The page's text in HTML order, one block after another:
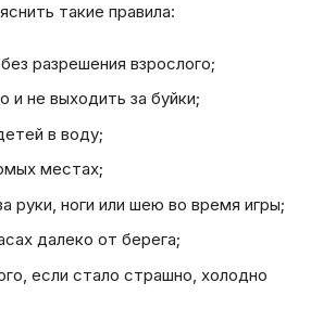
такие правила:
разрешения взрослого;
и не выходить за буйки;
в воду;
местах;
руки, ноги или шею во время игры;
далеко от берега;
если стало страшно, холодно